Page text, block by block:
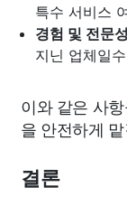
특수 서비스
경험 및 전문
지닌 업체일
이와 같은 사
을 안전하게
결론